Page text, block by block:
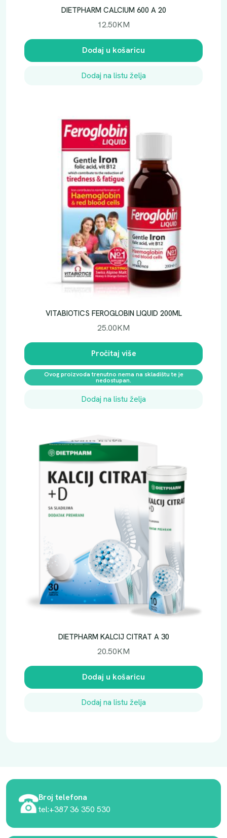
DIETPHARM CALCIUM 600 A 20
12.50KM
Dodaj u košaricu
Dodaj na listu želja
VITABIOTICS FEROGLOBIN LIQUID 200ML
25.00KM
Pročitaj više
Ovog proizvoda trenutno nema na skladištu te je
nedostupan.
Dodaj na listu želja
DIETPHARM KALCIJ CITRAT A 30
20.50KM
Dodaj u košaricu
Dodaj na listu želja
Broj telefona
tel:+387 36 350 530